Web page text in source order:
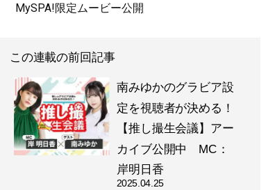
MySPA!限定ムービー公開
この連載の前回記事
南みゆかのグラビア設
定を視聴者が決める！
【推し撮生会議】アー
カイブ公開中 MC：
岸明日香
2025.04.25